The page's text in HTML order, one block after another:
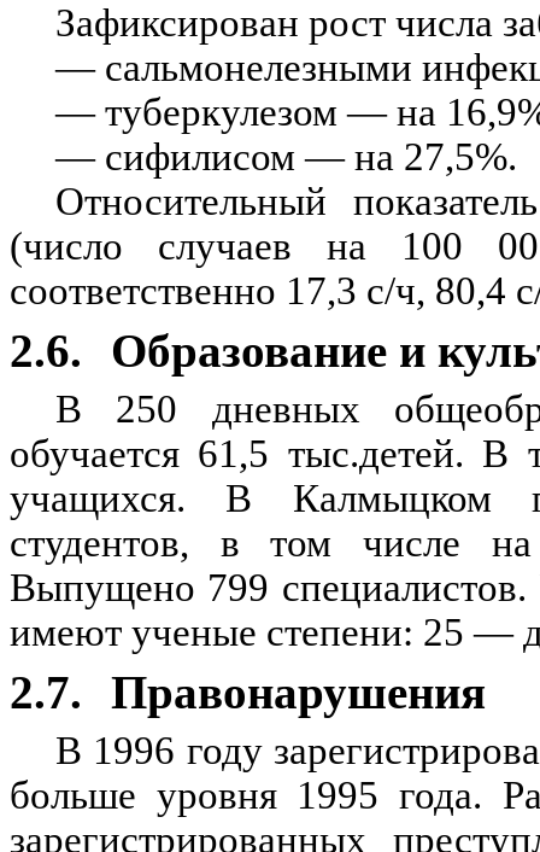
Зафиксирован рост числа
— сальмонелезными
— туберкулезом — на
— сифилисом — на 27,5%.
Относительный
(число случаев на 100
соответственно 17,3 с/ч, 80,4
2.6. Образование и
В 250 дневных
обучается 61,5 тыс.детей.
учащихся. В Калмыцком
студентов, в том числе
Выпущено 799 специалистов.
имеют ученые степени: 25 —
2.7. Правонарушения
В 1996 году
больше уровня 1995 года.
зарегистрированных